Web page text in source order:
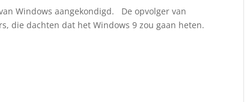
Windows aangekondigd. De opvolger van
die dachten dat het Windows 9 zou gaan heten.